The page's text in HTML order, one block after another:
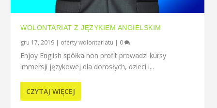
WOLONTARIAT Z JĘZYKIEM ANGIELSKIM
gru 17, 2019 | oferty wolontariatu | 0
Enjoy English spółka non profit prowadzi kursy
immersji językowej dla dorosłych, dzieci i...
CZYTAJ WIĘCEJ